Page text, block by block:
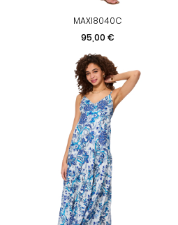
MAXI8040C
Prix
95,00 €